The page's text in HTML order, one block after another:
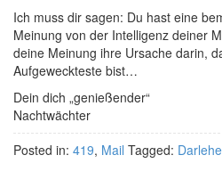
Ich muss dir sagen: Du hast eine
Meinung von der Intelligenz deiner
deine Meinung ihre Ursache darin,
Aufgeweckteste bist…
Dein dich „genießender“
Nachtwächter
Posted in: 419, Mail Tagged: